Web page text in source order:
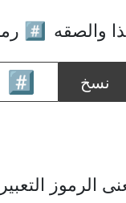
والصقه #️⃣
نسخ
الرموز